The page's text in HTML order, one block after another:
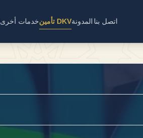
خدمات أخرى تأمين DKVالمدونة اتصل بنا